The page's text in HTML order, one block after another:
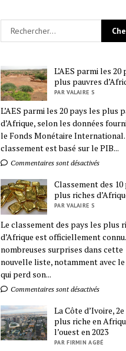
L’AES parmi les 20
plus pauvres
PAR VALAIRE S
L’AES parmi les 20 pays les plus
d’Afrique, selon les données
le Fonds Monétaire International.
classement est basé sur le PIB...
Commentaires sont désactivés
Classement des 10
plus riches
PAR VALAIRE S
Le classement des pays les plus
d’Afrique est officiellement
nombreuses surprises dans cette
nouvelle liste, notamment avec
qui perd son...
Commentaires sont désactivés
La Côte d’Ivoire,
plus riche en
l’ouest en 2023
PAR FIRMIN AGBÉ